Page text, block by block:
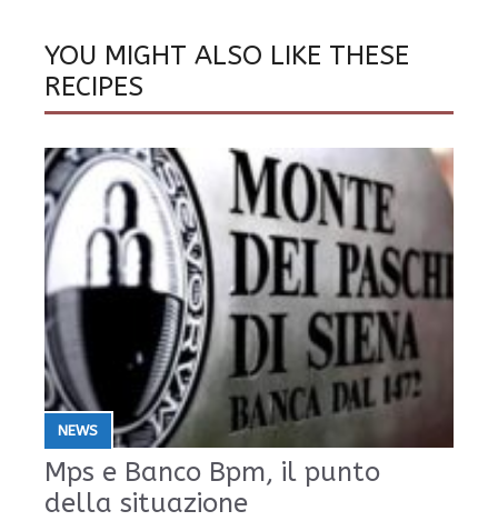
YOU MIGHT ALSO LIKE THESE
RECIPES
NEWS
Mps e Banco Bpm, il punto
della situazione